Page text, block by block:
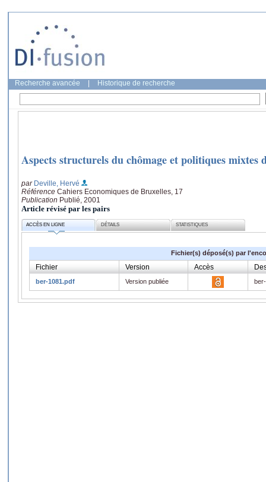
Recherche avancée Historique de recherche
Aspects structurels du chômage et politiques mixtes
par Deville, Hervé
Référence Cahiers Economiques de Bruxelles, 17
Publication Publié, 2001
Article révisé par les pairs
ACCÈS EN LIGNE DÉTAILS STATISTIQUES
Fichier(s) déposé(s) par
Fichier Version Accès
ber-1081.pdf Version publiée